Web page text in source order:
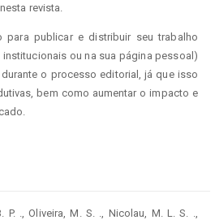
revista.
para publicar e distribuir seu trabalho
ou na sua página pessoal)
o processo editorial, já que isso
bem como aumentar o impacto e
P. ., Oliveira, M. S. ., Nicolau, M. L. S. .,